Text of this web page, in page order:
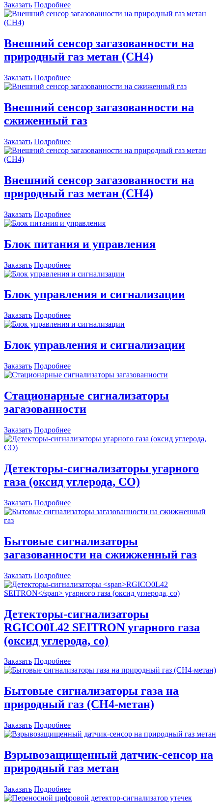
Заказать Подробнее
Внешний сенсор загазованности на
природный газ метан (СН4)
Заказать Подробнее
Внешний сенсор загазованности на
сжиженный газ
Заказать Подробнее
Внешний сенсор загазованности на
природный газ метан (СН4)
Заказать Подробнее
Блок питания и управления
Заказать Подробнее
Блок управления и сигнализации
Заказать Подробнее
Блок управления и сигнализации
Заказать Подробнее
Стационарные сигнализаторы
загазованности
Заказать Подробнее
Детекторы-сигнализаторы угарного
газа (оксид углерода, СО)
Заказать Подробнее
Бытовые сигнализаторы
загазованности на сжижженный газ
Заказать Подробнее
Детекторы-сигнализаторы
RGICO0L42 SEITRON угарного газа
(оксид углерода, со)
Заказать Подробнее
Бытовые сигнализаторы газа на
природный газ (СН4-метан)
Заказать Подробнее
Взрывозащищенный датчик-сенсор на
природный газ метан
Заказать Подробнее